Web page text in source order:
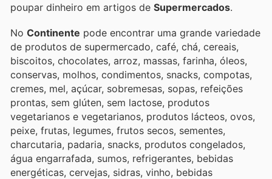
poupar dinheiro em artigos de Supermercados.
No Continente pode encontrar uma grande variedade
de produtos de supermercado, café, chá, cereais,
biscoitos, chocolates, arroz, massas, farinha, óleos,
conservas, molhos, condimentos, snacks, compotas,
cremes, mel, açúcar, sobremesas, sopas, refeições
prontas, sem glúten, sem lactose, produtos
vegetarianos e vegetarianos, produtos lácteos, ovos,
peixe, frutas, legumes, frutos secos, sementes,
charcutaria, padaria, snacks, produtos congelados,
água engarrafada, sumos, refrigerantes, bebidas
energéticas, cervejas, sidras, vinho, bebidas